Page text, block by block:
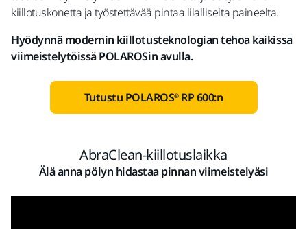
kiillotuskonetta ja työstettävää pintaa liialliselta paineelta.
Hyödynnä modernin kiillotusteknologian tehoa kaikissa
viimeistelytöissä POLAROSin avulla.
Tutustu POLAROS® RP 600:n
AbraClean-kiillotuslaikka
Älä anna pölyn hidastaa pinnan viimeistelyäsi